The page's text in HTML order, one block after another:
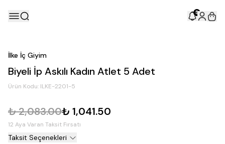
5
İlke İç Giyim
Biyeli İp Askılı Kadın Atlet 5 Adet
Ürün Kodu: ILKE-2201-5
₺ 2,083.00₺ 1,041.50
12 Aya Varan Taksit Fırsatı
Taksit Seçenekleri